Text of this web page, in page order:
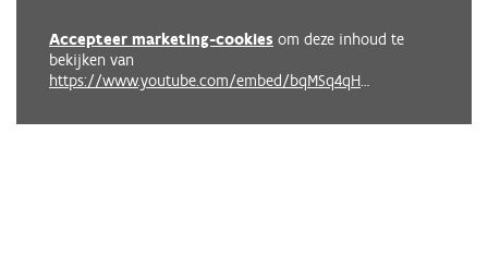
Accepteer marketing-cookies om deze inhoud te
bekijken van
https://www.youtube.com/embed/bqMSq4qHAZA?autoplay=0&start=0&rel=0